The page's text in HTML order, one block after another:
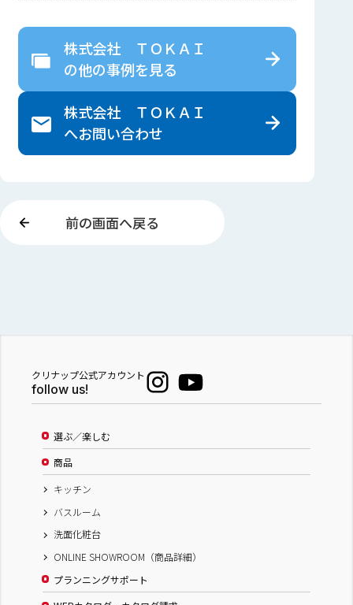
株式会社 ＴＯＫＡＩ
の他の事例を見る
株式会社 ＴＯＫＡＩ
へお問い合わせ
前の画面へ戻る
クリナップ公式アカウント
follow us!
選ぶ／楽しむ
商品
キッチン
バスルーム
洗面化粧台
ONLINE SHOWROOM（商品詳細）
プランニングサポート